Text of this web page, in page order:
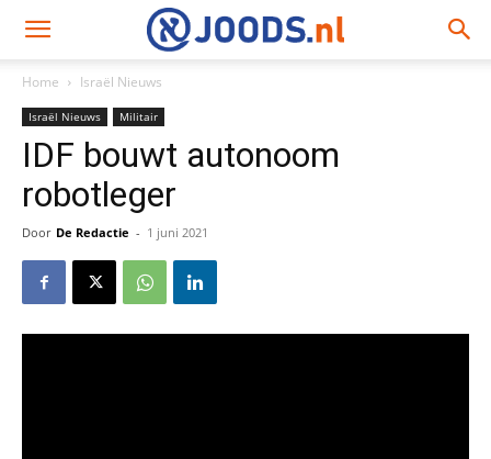
Home Israël Nieuws
Israël Nieuws Militair
IDF bouwt autonoom
robotleger
Door De Redactie - 1 juni 2021